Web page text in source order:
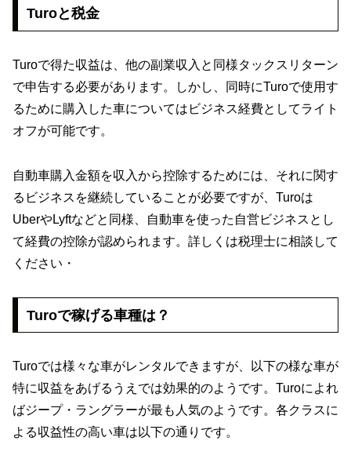
Turoと税金
Turoで得た収益は、他の副業収入と同様タックスリターン
で申告する必要があります。しかし、同時にTuroで使用す
るために購入した車についてはビジネス経費としてライト
オフが可能です。
自動車購入金額を収入から控除するためには、それに関す
るビジネスを継続していることが必要ですが、Turoは
UberやLyftなどと同様、自動車を使った自営ビジネスとし
て経費の控除が認められます。詳しくは税理士に相談して
ください・
Turoで稼げる車種は？
Turoでは様々な車がレンタルできますが、以下の様な車が
特に収益をあげるうえでは効果的のようです。Turoによれ
ばジープ・ラングラーが最も人気のようです。各クラスに
よる収益性の高い車は以下の通りです。